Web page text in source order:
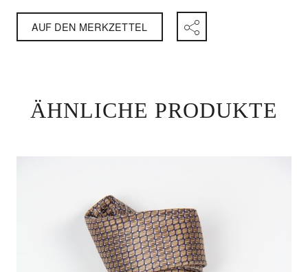
AUF DEN MERKZETTEL
ÄHNLICHE PRODUKTE